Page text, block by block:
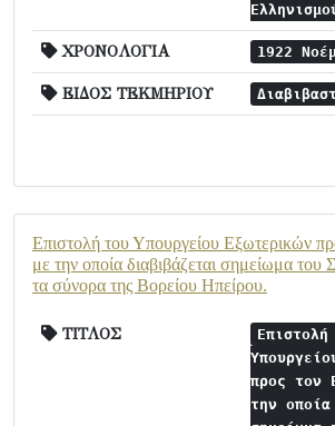
ΧΡΟΝΟΛΟΓΙΑ 1922
ΕΙΔΟΣ ΤΕΚΜΗΡΙΟΥ
Επιστολή του Υπουργείου Εξωτερικών
με την οποία διαβιβάζεται σημείωμα του
τα σύνορα της Βορείου Ηπείρου.
ΤΙΤΛΟΣ
Επιστολή
προς τον
την οποία